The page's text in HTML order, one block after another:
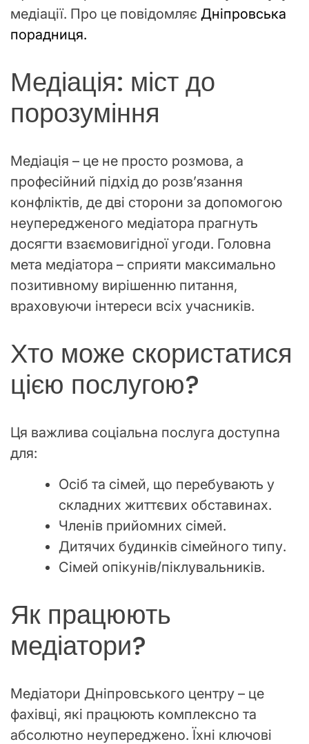
медіації. Про це повідомляє Дніпровська
порадниця.
Медіація: міст до
порозуміння
Медіація – це не просто розмова, а
професійний підхід до розв’язання
конфліктів, де дві сторони за допомогою
неупередженого медіатора прагнуть
досягти взаємовигідної угоди. Головна
мета медіатора – сприяти максимально
позитивному вирішенню питання,
враховуючи інтереси всіх учасників.
Хто може скористатися
цією послугою?
Ця важлива соціальна послуга доступна
для:
Осіб та сімей, що перебувають у
складних життєвих обставинах.
Членів прийомних сімей.
Дитячих будинків сімейного типу.
Сімей опікунів/піклувальників.
Як працюють
медіатори?
Медіатори Дніпровського центру – це
фахівці, які працюють комплексно та
абсолютно неупереджено. Їхні ключові